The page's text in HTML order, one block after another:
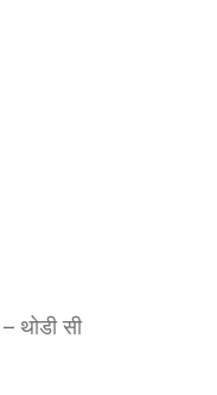
– थोडी सी